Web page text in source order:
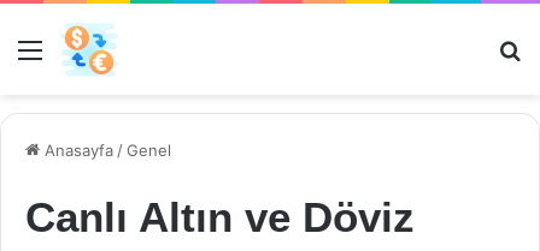
Menü
Anasayfa /Genel
Canlı Altın ve Döviz